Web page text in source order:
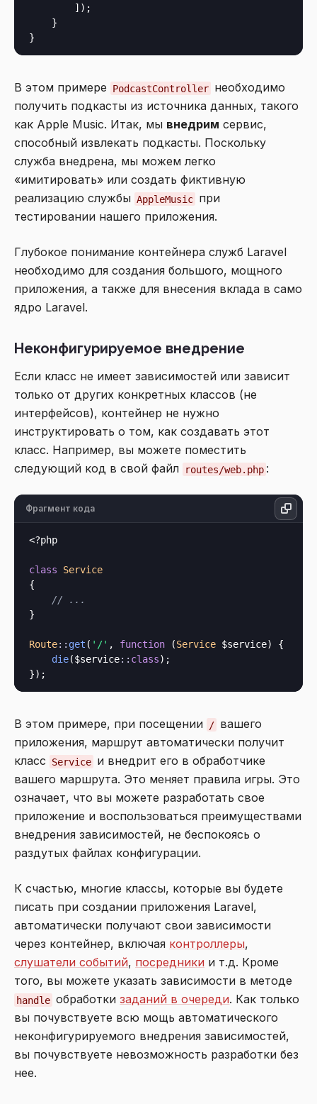
        ]);
    }
В этом примере PodcastController необходимо
получить подкасты из источника данных, такого
как Apple Music. Итак, мы внедрим сервис,
способный извлекать подкасты. Поскольку
служба внедрена, мы можем легко
«имитировать» или создать фиктивную
реализацию службы AppleMusic при
тестировании нашего приложения.
Глубокое понимание контейнера служб Laravel
необходимо для создания большого, мощного
приложения, а также для внесения вклада в само
ядро Laravel.
Неконфигурируемое внедрение
Если класс не имеет зависимостей или зависит
только от других конкретных классов (не
интерфейсов), контейнер не нужно
инструктировать о том, как создавать этот
класс. Например, вы можете поместить
следующий код в свой файл
routes/web.php :
Фрагмент кода
<?php
class
Service
{
// ...
}
Route:: get ( '/' , function (Service $service) {
die($service:: class);
В этом примере, при посещении / вашего
приложения, маршрут автоматически получит
класс
Service и внедрит его в обработчике
вашего маршрута. Это меняет правила игры. Это
означает, что вы можете разработать свое
приложение и воспользоваться преимуществами
внедрения зависимостей, не беспокоясь о
раздутых файлах конфигурации.
К счастью, многие классы, которые вы будете
писать при создании приложения Laravel,
автоматически получают свои зависимости
через контейнер, включая контроллеры,
слушатели событий, посредники и т.д. Кроме
того, вы можете указать зависимости в методе
handle обработкизаданий в очереди. Как только
вы почувствуете всю мощь автоматического
неконфигурируемого внедрения зависимостей,
вы почувствуете невозможность разработки без
нее.